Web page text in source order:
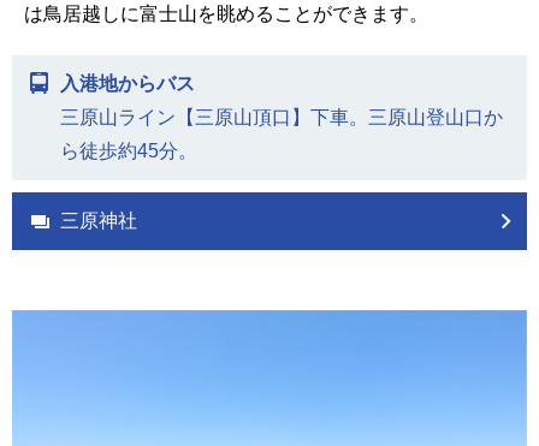
は鳥居越しに富士山を眺めることができます。
入港地からバス
三原山ライン【三原山頂口】下車。三原山登山口か
ら徒歩約45分。
三原神社